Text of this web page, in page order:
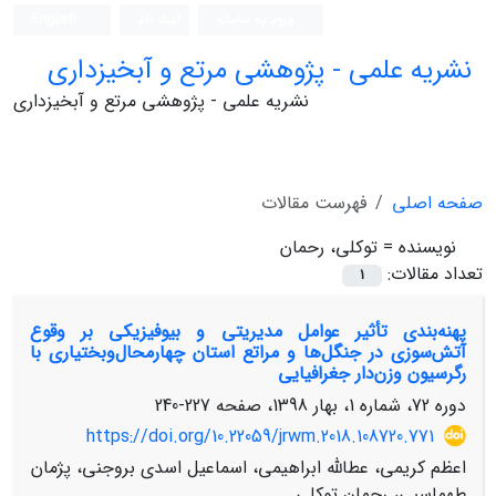
نشریه علمی - پژوهشی مرتع و آبخیزداری
نشریه علمی - پژوهشی مرتع و آبخیزداری
صفحه اصلی
فهرست مقالات
نویسنده = توکلی، رحمان
تعداد مقالات:
1
پهنه‌بندی تأثیر عوامل مدیریتی و بیوفیزیکی بر وقوع
آتش‌سوزی در جنگل‌ها و مراتع استان چهارمحال‌و‌بختیاری با
رگرسیون وزن‌دار جغرافیایی
دوره 72، شماره 1، بهار 1398، صفحه
227-240
https://doi.org/10.22059/jrwm.2018.108720.771
اعظم کریمی، عطالله ابراهیمی، اسماعیل اسدی بروجنی، پژمان